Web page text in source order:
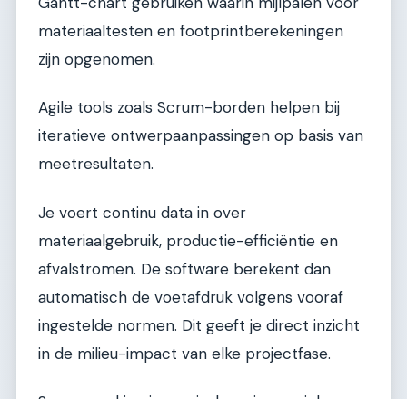
materiaaltesten en footprintberekeningen
zijn opgenomen.
Agile tools zoals Scrum-borden helpen bij
iteratieve ontwerpaanpassingen op basis van
meetresultaten.
Je voert continu data in over
materiaalgebruik, productie-efficiëntie en
afvalstromen. De software berekent dan
automatisch de voetafdruk volgens vooraf
ingestelde normen. Dit geeft je direct inzicht
in de milieu-impact van elke projectfase.